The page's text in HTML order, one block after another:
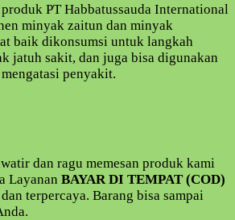
PT Habbatussauda International
minyak zaitun dan minyak
baik dikonsumsi untuk langkah
jatuh sakit, dan juga bisa digunakan
penyakit.
dan ragu memesan produk kami
Layanan BAYAR DI TEMPAT (COD)
terpercaya. Barang bisa sampai